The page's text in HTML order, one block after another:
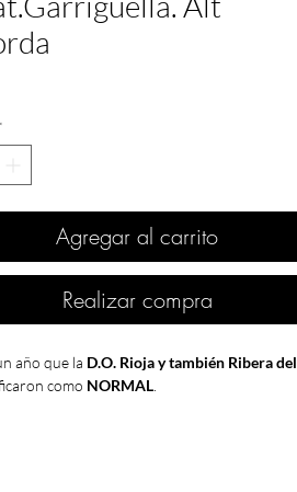
Agregar al carrito
Realizar compra
año que la D.O. Rioja y también Ribera del
como NORMAL